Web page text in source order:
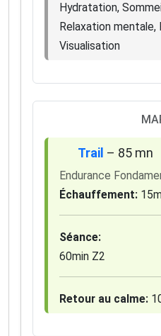
Hydratation,
Relaxation mentale,
Visualisation
Trail – 85 mn
Endurance
Échauffement:
Séance:
60min Z2
Retour au calme: